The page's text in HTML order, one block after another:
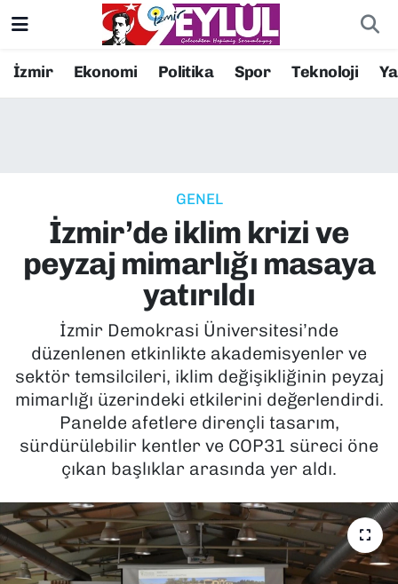
İzmir Ekonomi Politika Spor Teknoloji
GENEL
İzmir’de iklim krizi ve
peyzaj mimarlığı masaya
yatırıldı
İzmir Demokrasi Üniversitesi’nde
düzenlenen etkinlikte akademisyenler ve
sektör temsilcileri, iklim değişikliğinin peyzaj
mimarlığı üzerindeki etkilerini değerlendirdi.
Panelde afetlere dirençli tasarım,
sürdürülebilir kentler ve COP31 süreci öne
çıkan başlıklar arasında yer aldı.
Resmi İlanlar
EKONOMİ
KÜLTÜR SANAT
MAGAZİN
POLİTİKA
SAĞLIK
SPOR
TEKNOLOJİ
YAŞAM
Konak Nöbetçi Eczaneler
Süper Lig Puan Durumu ve Fikstür
Tüm Manşetler
Son Dakika Haberleri
Haber Arşivi